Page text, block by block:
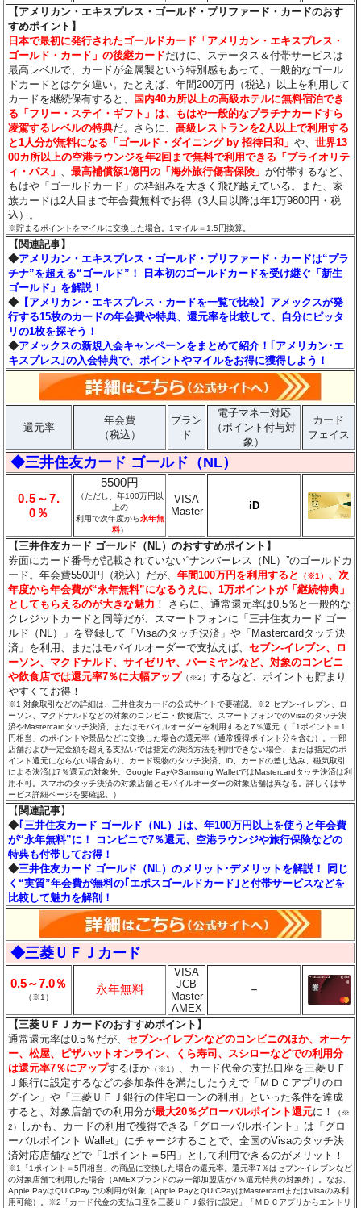
【アメリカン・エキスプレス・ゴールド・プリファード・カードのおす
すめポイント】
日本で最初に発行されたゴールドカード「アメリカン・エキスプレス・
ゴールド・カード」の後継カードだけに、ステータス＆付帯サービスは
最高レベルで、カードが金属製という特別感もあって、一般的なゴール
ドカードとはケタ違い。たとえば、年間200万円（税込）以上を利用して
カードを継続保有すると、
国内40カ所以上の高級ホテルに無料宿泊でき
る「フリー・ステイ・ギフト」は、もはや一般的なプラチナカードすら
凌駕するレベルの特典だ。さらに、高級レストランを2人以上で利用する
と1人分が無料になる「ゴールド・ダイニング by 招待日和」や、世界13
00カ所以上の空港ラウンジを年2回まで無料で利用できる「プライオリテ
ィ・パス」 、最高補償額1億円の「海外旅行傷害保険」が付帯するなど、
もはや「ゴールドカード」の枠組みを大きく飛び越えている。また、家
族カードは2人目まで年会費無料でお得（3人目以降は年1万9800円・税
込）。
※貯まるポイントをマイルに交換した場合。1マイル＝1.5円換算。
【関連記事】
◆アメリカン・エキスプレス・ゴールド・プリファード・カードは“プラ
チナ”を超える“ゴールド”！ 日本初のゴールドカードを受け継ぐ「新生
ゴールド」を解説！
◆ 【アメリカン・エキスプレス・カードを一覧で比較】アメックスが発
行する15枚のカードの年会費や特典、還元率を比較して、自分にピッタ
リの1枚を探そう！
◆アメックスの新規入会キャンペーンをまとめて紹介！｢アメリカン･エ
キスプレス｣の入会特典で、ポイントやマイルをお得に獲得しよう！
還元率
年会費
（税込）
ブラン
ド
電子マネー対応
（ポイント付与対
象）
カード
フェイス
◆三井住友カード ゴールド（NL）
0.5～7.
0％
5500円
（ただし、年100万円以
上の
利用で次年度から永年無
料）
VISA
Master
iD
【三井住友カード ゴールド（NL）のおすすめポイント】
券面にカード番号が記載されていない“ナンバーレス（NL）”のゴールドカ
ード。年会費5500円（税込）だが、年間100万円を利用すると （※1） 、次
年度から年会費が“永年無料”になるうえに、1万ポイントが「継続特典」
としてもらえるのが大きな魅力 ！ さらに、通常還元率は0.5％と一般的な
クレジットカードと同等だが、スマートフォンに「三井住友カード ゴー
ルド（NL）」を登録して「Visaのタッチ決済」や「Mastercardタッチ決
済」を利用、またはモバイルオーダーで支払えば、セブン‐イレブン、ロ
ーソン、マクドナルド、サイゼリヤ、バーミヤンなど、対象のコンビニ
や飲食店では還元率7％に大幅アップ （※2）するなど、ポイントも貯まり
やすくてお得！
※1 対象取引などの詳細は、三井住友カードの公式サイトで要確認。※2 セブン‐イレブン、ロ
ーソン、マクドナルドなどの対象のコンビニ・飲食店で、スマートフォンでのVisaのタッチ決
済やMastercardタッチ決済、またはモバイルオーダーを利用すると7％還元（「1ポイント＝1
円相当」のポイントや景品などに交換した場合の還元率（通常獲得ポイント分を含む）。一部
店舗および一定金額を超える支払いでは指定の決済方法を利用できない場合、または指定のポ
イント還元にならない場合あり。カード現物のタッチ決済、iD、カードの差し込み、磁気取引
による決済は7％還元の対象外。Google PayやSamsung WalletではMastercardタッチ決済は利
用不可。スマホのタッチ決済の対象店舗とモバイルオーダーの対象店舗は異なる。詳しくはサ
ービス詳細ページを要確認。）
【 関連記事】
◆｢三井住友カード ゴールド（NL）｣は、年100万円以上を使うと年会費
が“永年無料”に！ コンビニで7％還元、空港ラウンジや旅行保険などの
特典も付帯してお得！
◆三井住友カード ゴールド（NL）のメリット･デメリットを解説！ 同じ
く“実質”年会費が無料の｢エポスゴールドカード｣と付帯サービスなどを
比較して魅力を解剖！
◆三菱ＵＦＪカード
0.5～7.0％
（※1）
永年無料
VISA
JCB
Master
AMEX
－
【三菱ＵＦＪカードのおすすめポイント】
通常還元率は0.5％だが、セブン‐イレブンなどのコンビニのほか、オーケ
ー、松屋、ピザハットオンライン、くら寿司、スシローなどでの利用分
は還元率7％にアップするほか （※1） 、カード代金の支払口座を三菱ＵＦ
Ｊ銀行に設定するなどの参加条件を満たしたうえで「ＭＤＣアプリのロ
グイン」や「三菱ＵＦＪ銀行の住宅ローンの利用」といった条件を達成
すると、対象店舗での利用分が最大20％グローバルポイント還元に！
（※
2）
しかも、カードの利用で獲得できる「グローバルポイント」は「グロ
ーバルポイント Wallet」にチャージすることで、全国のVisaのタッチ決
済対応店舗などで「1ポイント＝5円」として利用できるのがメリット！
※1「1ポイント＝5円相当」の商品に交換した場合の還元率。還元率7％はセブン‐イレブンなど
の対象店舗で利用した場合（AMEXブランドのみ一部加盟店が7％還元特典の対象外）。なお、
Apple PayはQUICPayでの利用が対象（Apple PayとQUICPayはMastercardまたはVisaのみ利
用可能）。※2「カード代金の支払口座を三菱ＵＦＪ銀行に設定」「ＭＤＣアプリからエントリ